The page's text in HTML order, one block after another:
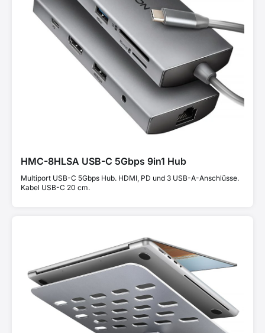
HMC-8HLSA USB-C 5Gbps 9in1 Hub
Multiport USB-C 5Gbps Hub. HDMI, PD und 3 USB-A-Anschlüsse.
Kabel USB-C 20 cm.